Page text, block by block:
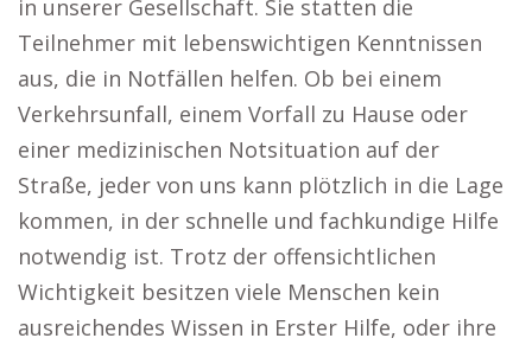
in unserer Gesellschaft. Sie statten die
Teilnehmer mit lebenswichtigen Kenntnissen
aus, die in Notfällen helfen. Ob bei einem
Verkehrsunfall, einem Vorfall zu Hause oder
einer medizinischen Notsituation auf der
Straße, jeder von uns kann plötzlich in die Lage
kommen, in der schnelle und fachkundige Hilfe
notwendig ist. Trotz der offensichtlichen
Wichtigkeit besitzen viele Menschen kein
ausreichendes Wissen in Erster Hilfe, oder ihre